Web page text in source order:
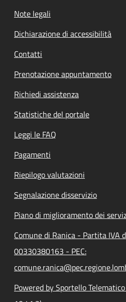
Note legali
Dichiarazione di accessibilità
Contatti
Prenotazione appuntamento
Richiedi assistenza
Statistiche del portale
Leggi le FAQ
Pagamenti
Riepilogo valutazioni
Segnalazione disservizio
Piano di miglioramento dei
Comune di Ranica - Partita IVA
00330380163 - PEC:
Powered by Sportello